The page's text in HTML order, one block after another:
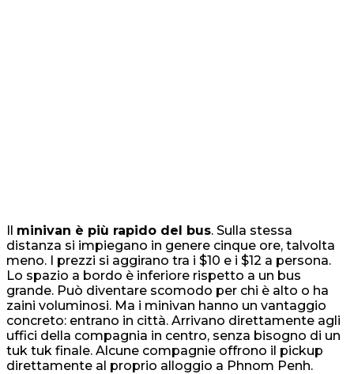
Il minivan è più rapido del bus. Sulla stessa
distanza si impiegano in genere cinque ore, talvolta
meno. I prezzi si aggirano tra i $10 e i $12 a persona.
Lo spazio a bordo è inferiore rispetto a un bus
grande. Può diventare scomodo per chi è alto o ha
zaini voluminosi. Ma i minivan hanno un vantaggio
concreto: entrano in città. Arrivano direttamente agli
uffici della compagnia in centro, senza bisogno di un
tuk tuk finale. Alcune compagnie offrono il pickup
direttamente al proprio alloggio a Phnom Penh.